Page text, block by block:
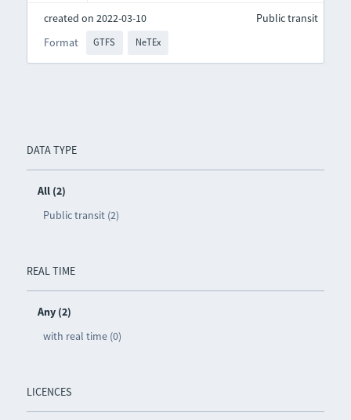
DATA TYPE
All (2)
Public transit (2)
REAL TIME
Any (2)
with real time (0)
LICENCES
created on 2022-03-10
Format
GTFS NeTEx
Public transit